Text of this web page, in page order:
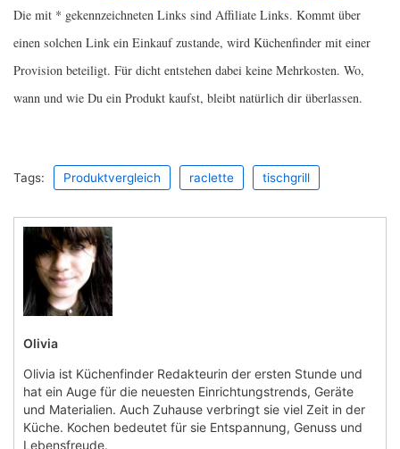
Die mit * gekennzeichneten Links sind Affiliate Links. Kommt über
einen solchen Link ein Einkauf zustande, wird Küchenfinder mit einer
Provision beteiligt. Für dicht entstehen dabei keine Mehrkosten. Wo,
wann und wie Du ein Produkt kaufst, bleibt natürlich dir überlassen.
Tags: Produktvergleich raclette tischgrill
Olivia
Olivia ist Küchenfinder Redakteurin der ersten Stunde und
hat ein Auge für die neuesten Einrichtungstrends, Geräte
und Materialien. Auch Zuhause verbringt sie viel Zeit in der
Küche. Kochen bedeutet für sie Entspannung, Genuss und
Lebensfreude.